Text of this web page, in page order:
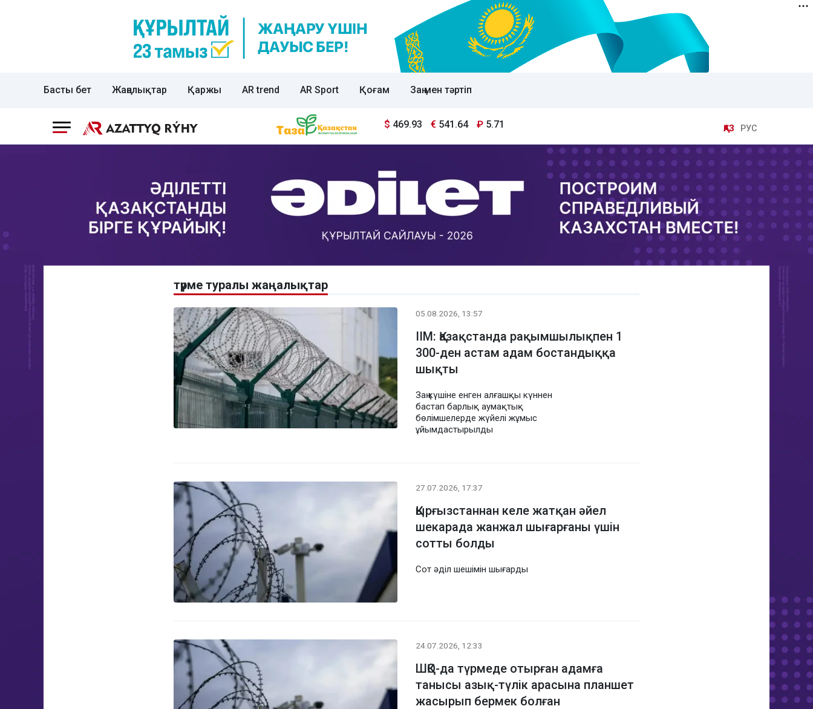
Басты бет Жаңалықтар Қаржы AR trend AR Sport Қоғам Заң мен тәртіп
$ 469.93 € 541.64 ₽ 5.71 ҚАЗ РУС
түрме туралы жаңалықтар
05.08.2026, 13:57
ІІМ: Қазақстанда рақымшылықпен 1
300-ден астам адам бостандыққа
шықты
Заң күшіне енген алғашқы күннен
бастап барлық аумақтық
бөлімшелерде жүйелі жұмыс
ұйымдастырылды
27.07.2026, 17:37
Қырғызстаннан келе жатқан әйел
шекарада жанжал шығарғаны үшін
сотты болды
Сот әділ шешімін шығарды
24.07.2026, 12:33
ШҚО-да түрмеде отырған адамға
танысы азық-түлік арасына планшет
жасырып бермек болған